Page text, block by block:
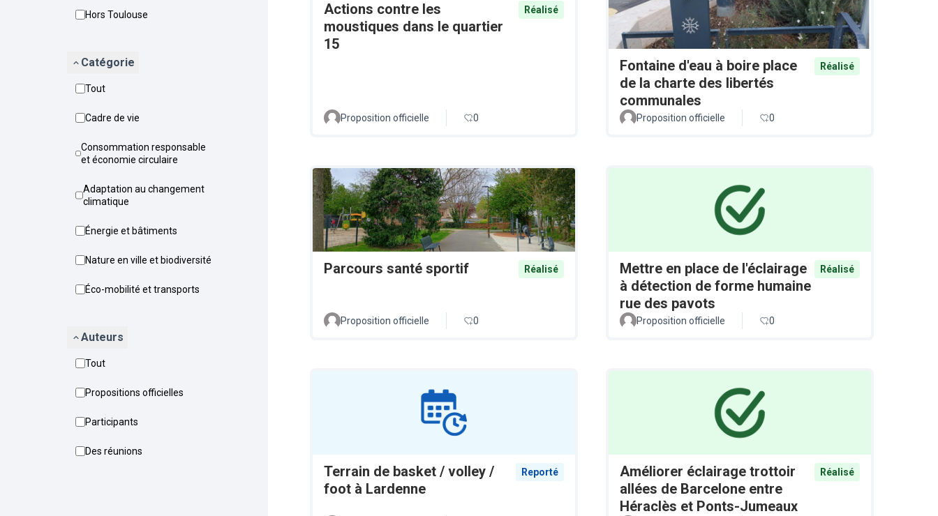
Hors Toulouse
Catégorie
Tout
Cadre de vie
Consommation responsable
et économie circulaire
Adaptation au changement
climatique
Énergie et bâtiments
Nature en ville et biodiversité
Éco-mobilité et transports
Auteurs
Tout
Propositions officielles
Participants
Des réunions
Actions contre les
moustiques dans le quartier
15
Réalisé
Proposition officielle 0
Fontaine d'eau à boire place
de la charte des libertés
communales
Réalisé
Proposition officielle 0
Parcours santé sportif Réalisé
Proposition officielle 0
Mettre en place de l'éclairage
à détection de forme humaine
rue des pavots
Réalisé
Proposition officielle 0
Terrain de basket / volley /
foot à Lardenne
Reporté
Améliorer éclairage trottoir
allées de Barcelone entre
Héraclès et Ponts-Jumeaux
Réalisé